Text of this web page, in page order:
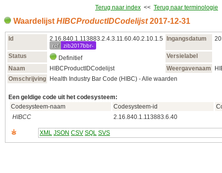
Terug naar index << Terug naar terminologie
Waardelijst HIBCProductIDCodelijst2017‑12‑31
Id 2.16.840.1.113883.2.4.3.11.60.40.2.10.1.5
ref zib2017bbr-
Ingangsdatum
Status Definitief
Versielabel
Naam
HIBCProductIDCodelijst Weergavenaam
Omschrijving
Health Industry Bar Code (HIBC) - Alle waarden
Een geldige code uit het codesysteem:
Codesysteem-naam
Codesysteem-id
HIBCC
2.16.840.1.113883.6.40
XML JSON CSV SQL SVS